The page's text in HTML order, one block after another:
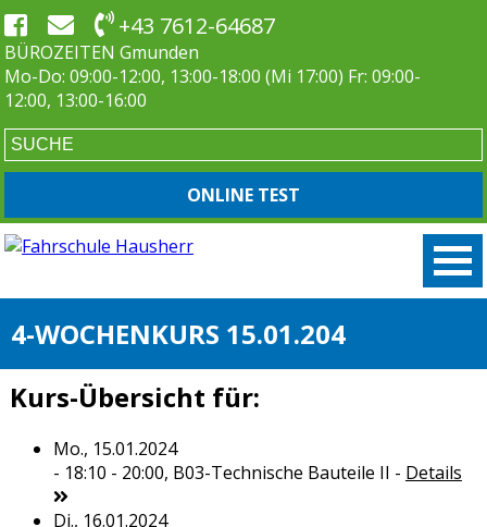
+43 7612-64687
BÜROZEITEN Gmunden
Mo-Do: 09:00-12:00, 13:00-18:00 (Mi 17:00) Fr: 09:00-
12:00, 13:00-16:00
ONLINE TEST
4-WOCHENKURS 15.01.204
Kurs-Übersicht für:
Mo., 15.01.2024
- 18:10 - 20:00, B03-Technische Bauteile II - Details
Di., 16.01.2024